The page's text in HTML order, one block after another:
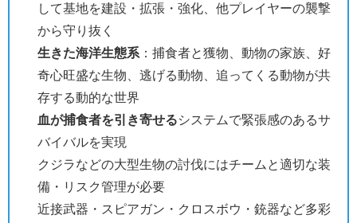
して基地を建設・拡張・強化、他プレイヤーの襲撃
から守り抜く
生きた海洋生態系 ：捕食者と獲物、動物の家族、好
奇心旺盛な生物、逃げる動物、追ってくる動物が共
存する動的な世界
血が捕食者を引き寄せるシステムで緊張感のあるサ
バイバルを実現
クジラなどの大型生物の討伐にはチームと適切な装
備・リスク管理が必要
近接武器・スピアガン・クロスボウ・銃器など多彩